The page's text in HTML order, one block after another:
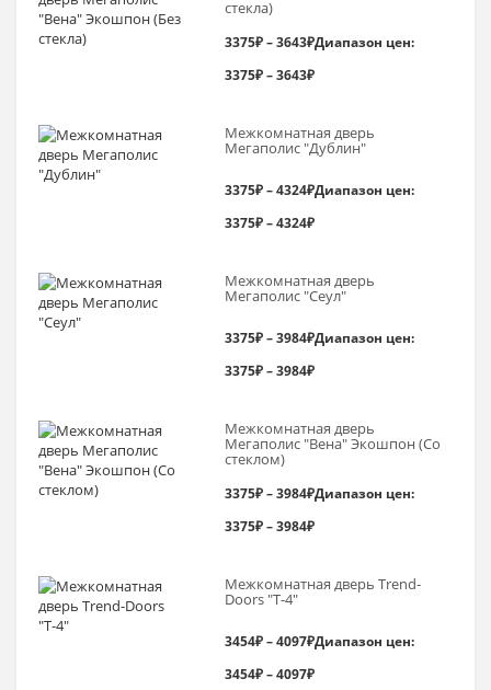
стекла)
3375₽–3643₽Диапазон цен:
3375₽ – 3643₽
Межкомнатная дверь
Мегаполис "Дублин"
3375₽–4324₽Диапазон цен:
3375₽ – 4324₽
Межкомнатная дверь
Мегаполис "Сеул"
3375₽–3984₽Диапазон цен:
3375₽ – 3984₽
Межкомнатная дверь
Мегаполис "Вена" Экошпон (Со
стеклом)
3375₽–3984₽Диапазон цен:
3375₽ – 3984₽
Межкомнатная дверь Trend-
Doоrs "Т-4"
3454₽–4097₽Диапазон цен:
3454₽ – 4097₽